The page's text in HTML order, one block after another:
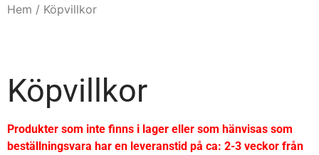
Hem / Köpvillkor
Köpvillkor
Produkter som inte finns i lager eller som hänvisas som
beställningsvara har en leveranstid på ca: 2-3 veckor från